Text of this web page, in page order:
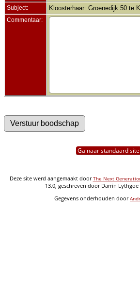
Subject:
Kloosterhaar: Groenedijk 50 te
Commentaar:
Ga naar standaard site
Deze site werd aangemaakt doorThe Next
13.0, geschreven door Darrin Lythgoe
Gegevens onderhouden door